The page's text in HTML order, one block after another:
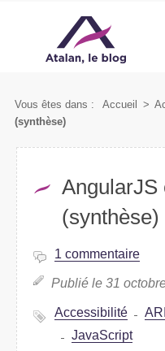
Vous êtes dans : Accueil >
(synthèse)
AngularJS
(synthèse)
1 commentaire
Publié le 31
Accessibilité
JavaScript